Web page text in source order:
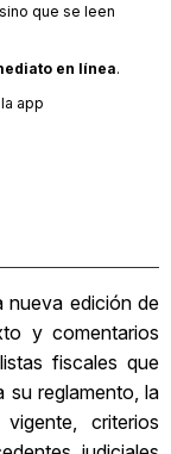
que se leen
en línea.
app
nueva edición de
y comentarios
fiscales que
su reglamento, la
criterios